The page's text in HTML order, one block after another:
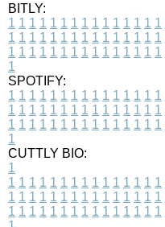
BITLY:
1 1 1 1 1 1 1 1 1 1 1 1 1 1 1
1 1 1 1 1 1 1 1 1 1 1 1 1 1 1
1 1 1 1 1 1 1 1 1 1 1 1 1 1 1
1
SPOTIFY:
1 1 1 1 1 1 1 1 1 1 1 1 1 1 1
1 1 1 1 1 1 1 1 1 1 1 1 1 1 1
1 1 1 1 1 1 1 1 1 1 1 1 1 1 1
1
CUTTLY BIO:
1
1 1 1 1 1 1 1 1 1 1 1 1 1 1 1
1 1 1 1 1 1 1 1 1 1 1 1 1 1 1
1 1 1 1 1 1 1 1 1 1 1 1 1 1 1